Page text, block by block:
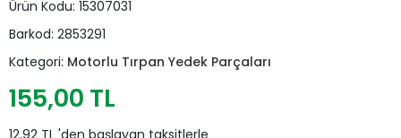
Ürün Kodu: 15307031
Barkod: 2853291
Kategori: Motorlu Tırpan Yedek Parçaları
155,00 TL
12,92 TL 'den başlayan taksitlerle